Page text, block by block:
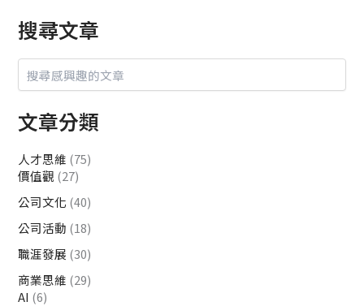
搜尋文章
文章分類
人才思維 (75)
價值觀 (27)
公司文化 (40)
公司活動 (18)
職涯發展 (30)
商業思維 (29)
AI (6)